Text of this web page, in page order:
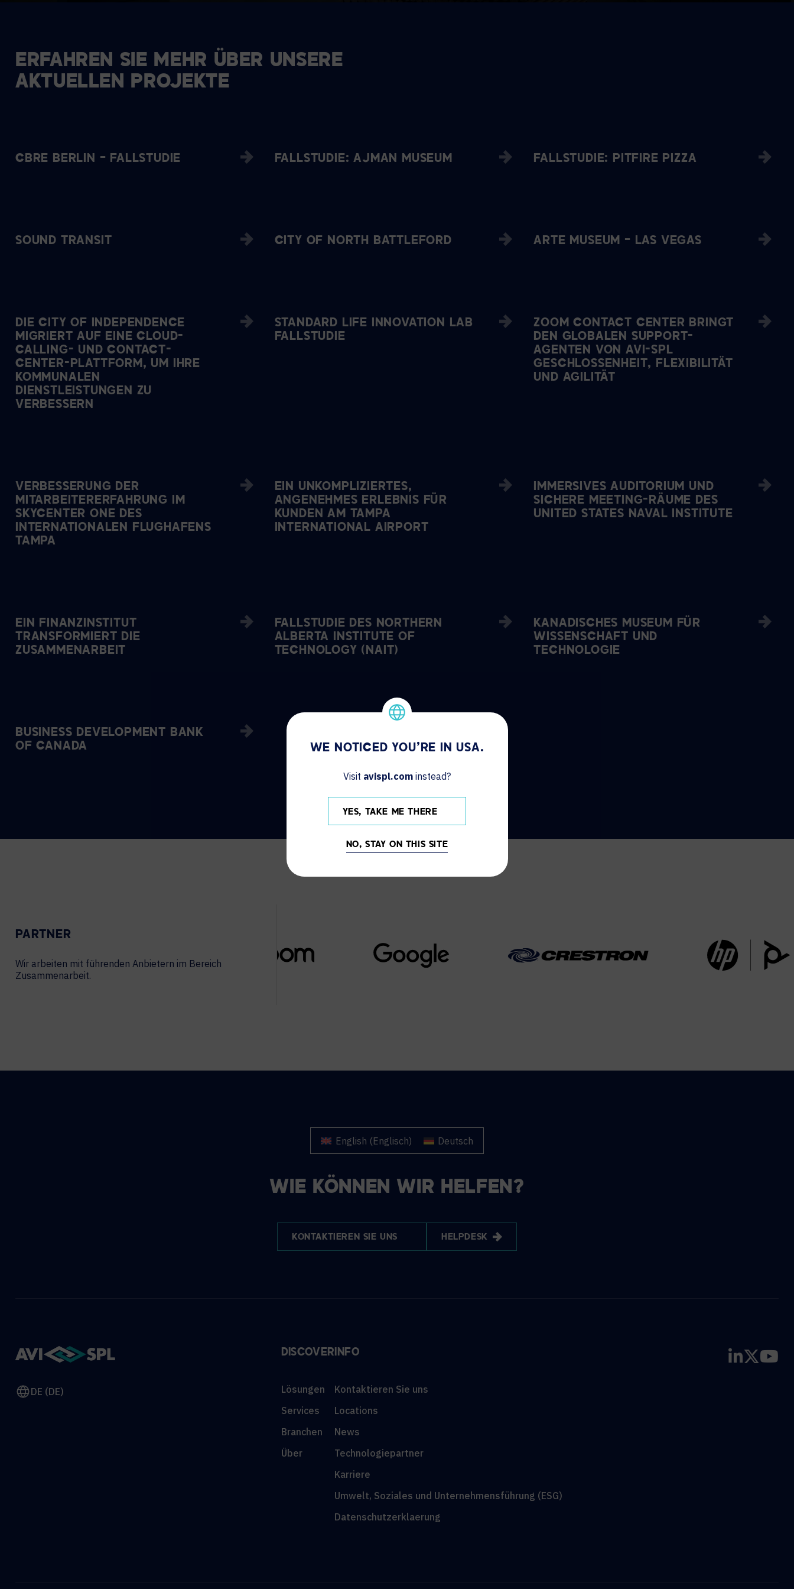
ERFAHREN SIE MEHR ÜBER UNSERE
AKTUELLEN PROJEKTE
CBRE BERLIN – FALLSTUDIE FALLSTUDIE: AJMAN MUSEUM FALLSTUDIE: PITFIRE PIZZA
SOUND TRANSIT CITY OF NORTH BATTLEFORD ARTE MUSEUM – LAS VEGAS
DIE CITY OF INDEPENDENCE
MIGRIERT AUF EINE CLOUD-
CALLING- UND CONTACT-
CENTER-PLATTFORM, UM IHRE
KOMMUNALEN
DIENSTLEISTUNGEN ZU
VERBESSERN
STANDARD LIFE INNOVATION LAB
FALLSTUDIE
ZOOM CONTACT CENTER BRINGT
DEN GLOBALEN SUPPORT-
AGENTEN VON AVI-SPL
GESCHLOSSENHEIT, FLEXIBILITÄT
UND AGILITÄT
VERBESSERUNG DER
MITARBEITERERFAHRUNG IM
SKYCENTER ONE DES
INTERNATIONALEN FLUGHAFENS
TAMPA
EIN UNKOMPLIZIERTES,
ANGENEHMES ERLEBNIS FÜR
KUNDEN AM TAMPA
INTERNATIONAL AIRPORT
IMMERSIVES AUDITORIUM UND
SICHERE MEETING-RÄUME DES
UNITED STATES NAVAL INSTITUTE
EIN FINANZINSTITUT
TRANSFORMIERT DIE
ZUSAMMENARBEIT
FALLSTUDIE DES NORTHERN
ALBERTA INSTITUTE OF
TECHNOLOGY (NAIT)
KANADISCHES MUSEUM FÜR
WISSENSCHAFT UND
TECHNOLOGIE
BUSINESS DEVELOPMENT BANK
OF CANADA
PARTNER
Wir arbeiten mit führenden Anbietern im Bereich
Zusammenarbeit.
English (Englisch) Deutsch
WIE KÖNNEN WIR HELFEN?
KONTAKTIEREN SIE UNS HELPDESK
DE (DE)
DISCOVER
Lösungen
Services
Branchen
Über
INFO
Kontaktieren Sie uns
Locations
News
Technologiepartner
Karriere
Umwelt, Soziales und Unternehmensführung (ESG)
Datenschutzerklaerung
WE NOTICED YOU'RE IN USA.
Visit avispl.com instead?
YES, TAKE ME THERE
NO, STAY ON THIS SITE